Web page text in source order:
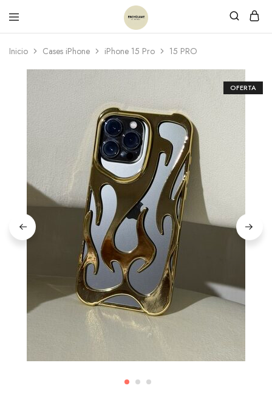
Inicio Cases iPhone iPhone 15 Pro 15 PRO
OFERTA